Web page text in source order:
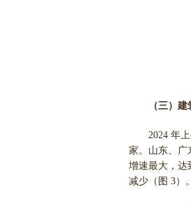
（三）
2024 年
家。山东、广
增速最大，达
减少（图 3）。